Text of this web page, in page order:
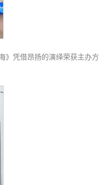
》凭借昂扬的演绎荣获主办